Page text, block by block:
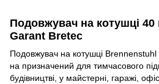
Подовжувач на котушці
Garant Bretec
Подовжувач на котушці
на призначений для тимчасового
будівництві, у майстерні, гаражі,